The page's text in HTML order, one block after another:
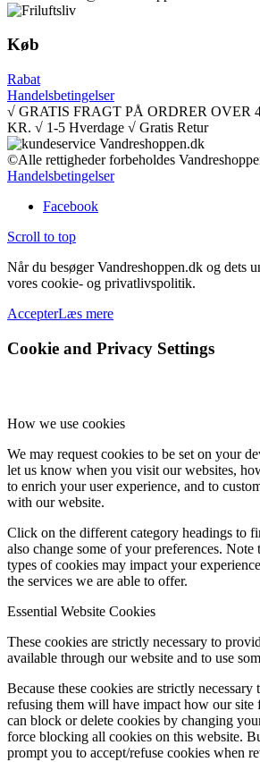
Køb
Rabat
Handelsbetingelser
√ GRATIS FRAGT PÅ ORDRER OVER
KR. √ 1-5 Hverdage √ Gratis Retur
©Alle rettigheder forbeholdes
Handelsbetingelser
Facebook
Scroll to top
Når du besøger Vandreshoppen.dk og dets
vores cookie- og privatlivspolitik.
AccepterLæs mere
Cookie and Privacy Settings
How we use cookies
We may request cookies to be set on your
let us know when you visit our websites,
to enrich your user experience, and to
with our website.
Click on the different category headings to
also change some of your preferences. Note
types of cookies may impact your
the services we are able to offer.
Essential Website Cookies
These cookies are strictly necessary to
available through our website and to use
Because these cookies are strictly
refusing them will have impact how our site
can block or delete cookies by changing
force blocking all cookies on this website.
prompt you to accept/refuse cookies when